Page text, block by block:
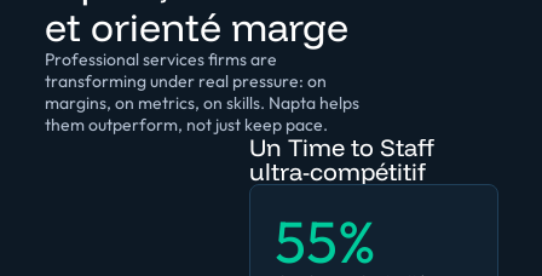
et orienté marge
Professional services firms are
transforming under real pressure: on
margins, on metrics, on skills. Napta helps
them outperform, not just keep pace.
Un Time to Staff
ultra-compétitif
55%